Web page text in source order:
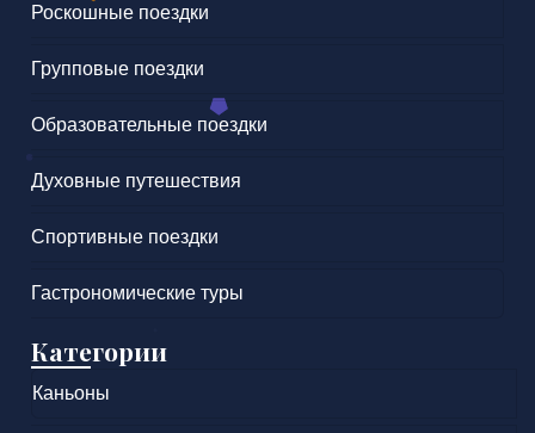
Роскошные поездки
Групповые поездки
Образовательные поездки
Духовные путешествия
Спортивные поездки
Гастрономические туры
Категории
Каньоны